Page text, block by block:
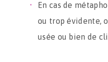
En cas de
ou trop évidente,
usée ou bien de